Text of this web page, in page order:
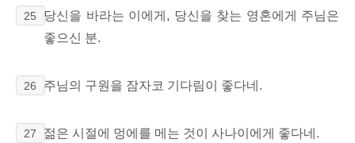
25
당신을 바라는 이에게, 당신을 찾는 영혼에게 주님은
좋으신 분.
26 주님의 구원을 잠자코 기다림이 좋다네.
27 젊은 시절에 멍에를 메는 것이 사나이에게 좋다네.